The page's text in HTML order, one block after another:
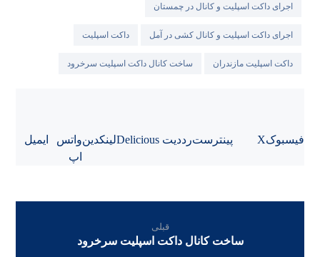
اجرای داکت اسپلیت و کانال در چمستان
اجرای داکت اسپلیت و کانال کشی در آمل داکت اسپلیت
داکت اسپلیت مازندران ساخت کانال داکت اسپلیت سرخرود
فیسبوکX پینترسترددیت Deliciousلینکدینواتس
اپ
ایمیل
قبلی
ساخت کانال داکت اسپلیت سرخرود